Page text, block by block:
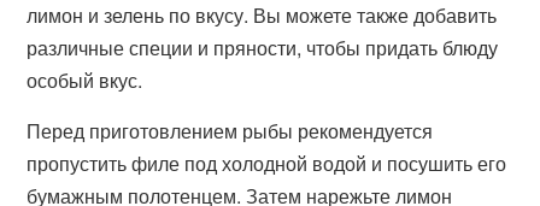
лимон и зелень по вкусу. Вы можете также добавить
различные специи и пряности, чтобы придать блюду
особый вкус.
Перед приготовлением рыбы рекомендуется
пропустить филе под холодной водой и посушить его
бумажным полотенцем. Затем нарежьте лимон